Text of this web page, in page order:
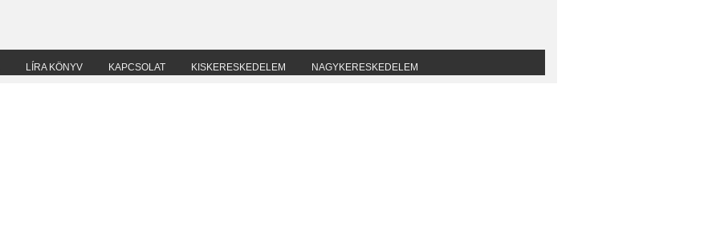
LÍRA KÖNYV KAPCSOLAT KISKERESKEDELEM NAGYKERESKEDELEM